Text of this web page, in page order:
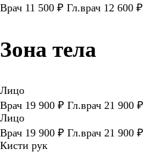
Врач 11 500 ₽ Гл.врач 12 600 ₽
Зона тела
Лицо
Врач 19 900 ₽ Гл.врач 21 900 ₽
Лицо
Врач 19 900 ₽ Гл.врач 21 900 ₽
Кисти рук